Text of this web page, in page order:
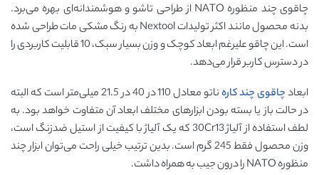
چاقوی چند منظوره NATO از طراحی تاشو و هوشمندانه‌ای بهره می‌برد.
بدنه محصول مانند اکثر تولیدات Nextool به رنگ مشکی مات طراحی شده
است. این چاقو علیرغم ابعاد کوچک و وزن بسیار سبک، 10 قابلیت کاربردی را
در دسترس کاربر قرار می‌دهد.
ابعادچاقوی چند کاره
ناتو معادل 110 در 40 در 21.5 میلی‌متر است که البته
در حالت باز یا بسته بودن ابزارهای مختلف ابعاد آن متفاوت خواهد بود. به
لطف استفاده از آلیاژ 30Cr13 که یک آلیاژ با کیفیت از استیل ضدزنگ است،
وزن محصول فقط 245 گرم است. بدین ترتیب خیلی راحت می‌توان ابزار چند
منظوره NATO را درون جیب به همراه داشت.